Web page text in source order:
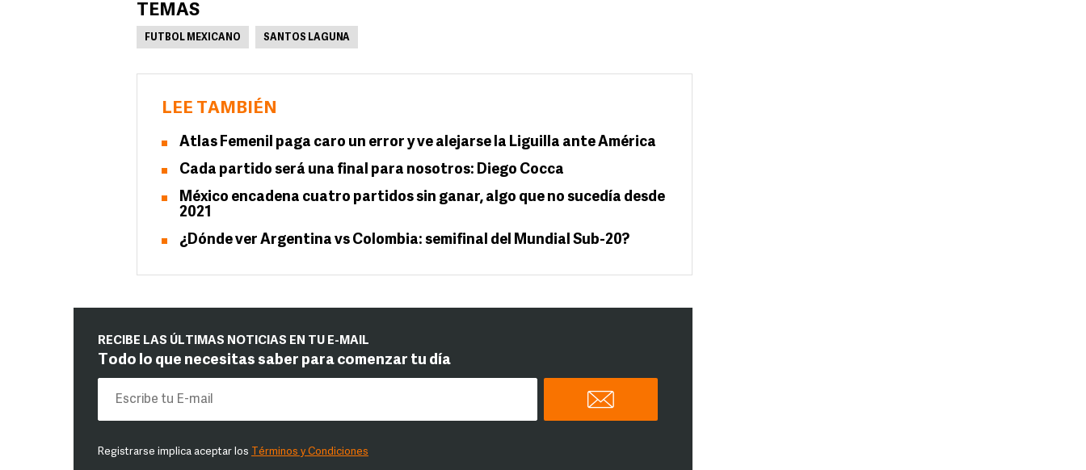
TEMAS
FUTBOL MEXICANO SANTOS LAGUNA
LEE TAMBIÉN
Atlas Femenil paga caro un error y ve alejarse la Liguilla ante América
Cada partido será una final para nosotros: Diego Cocca
México encadena cuatro partidos sin ganar, algo que no sucedía desde
2021
¿Dónde ver Argentina vs Colombia: semifinal del Mundial Sub-20?
RECIBE LAS ÚLTIMAS NOTICIAS EN TU E-MAIL
Todo lo que necesitas saber para comenzar tu día
Registrarse implica aceptar los Términos y Condiciones